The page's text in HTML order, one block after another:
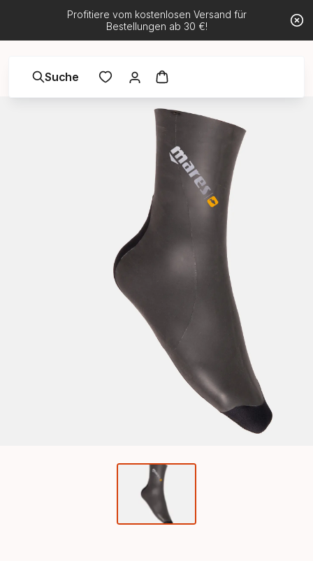
Profitiere vom kostenlosen Versand für
Bestellungen ab 30 €!
Suche